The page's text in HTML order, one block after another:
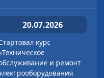
20.07.2026
курс
и ремонт